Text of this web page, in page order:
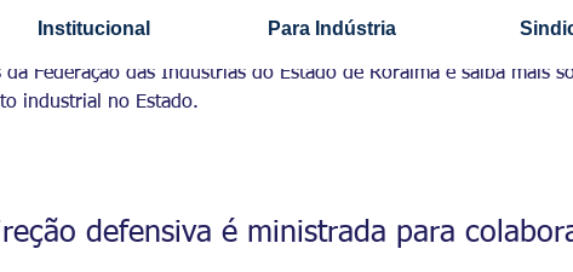
Federação das Indústrias do Estado de Roraima e saiba mais
industrial no Estado.
defensiva é ministrada para
Institucional Para Indústria